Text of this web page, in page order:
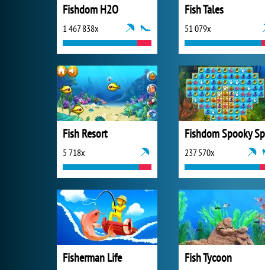
Fishdom H2O
1 467 838x
Fish Tales
51 079x
Fish Resort
5 718x 237 570x
Fisherman Life Fish Tycoon